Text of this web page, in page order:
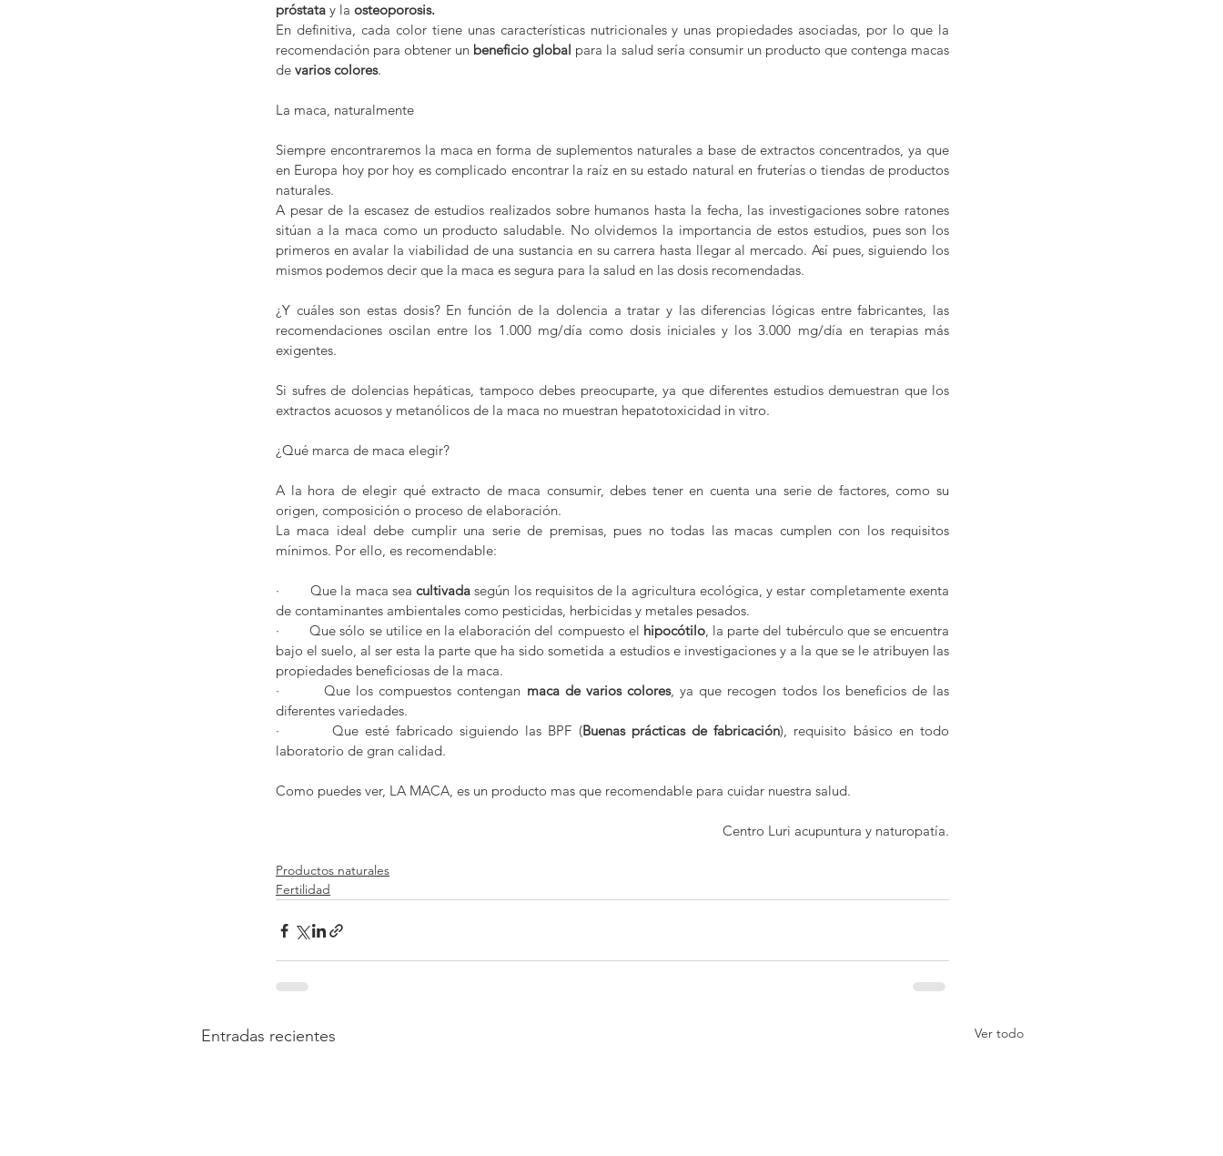
próstata y la osteoporosis.
En definitiva, cada color tiene unas características nutricionales y unas propiedades asociadas, por lo que la
recomendación para obtener un beneficio global para la salud sería consumir un producto que contenga macas
de varios colores.
La maca, naturalmente
Siempre encontraremos la maca en forma de suplementos naturales a base de extractos concentrados, ya que
en Europa hoy por hoy es complicado encontrar la raíz en su estado natural en fruterías o tiendas de productos
naturales.
A pesar de la escasez de estudios realizados sobre humanos hasta la fecha, las investigaciones sobre ratones
sitúan a la maca como un producto saludable. No olvidemos la importancia de estos estudios, pues son los
primeros en avalar la viabilidad de una sustancia en su carrera hasta llegar al mercado. Así pues, siguiendo los
mismos podemos decir que la maca es segura para la salud en las dosis recomendadas.
¿Y cuáles son estas dosis? En función de la dolencia a tratar y las diferencias lógicas entre fabricantes, las
recomendaciones oscilan entre los 1.000 mg/día como dosis iniciales y los 3.000 mg/día en terapias más
exigentes.
Si sufres de dolencias hepáticas, tampoco debes preocuparte, ya que diferentes estudios demuestran que los
extractos acuosos y metanólicos de la maca no muestran hepatotoxicidad in vitro.
¿Qué marca de maca elegir?
A la hora de elegir qué extracto de maca consumir, debes tener en cuenta una serie de factores, como su
origen, composición o proceso de elaboración.
La maca ideal debe cumplir una serie de premisas, pues no todas las macas cumplen con los requisitos
mínimos. Por ello, es recomendable:
·        Que la maca sea cultivada según los requisitos de la agricultura ecológica, y estar completamente exenta
de contaminantes ambientales como pesticidas, herbicidas y metales pesados.
·        Que sólo se utilice en la elaboración del compuesto el hipocótilo, la parte del tubérculo que se encuentra
bajo el suelo, al ser esta la parte que ha sido sometida a estudios e investigaciones y a la que se le atribuyen las
propiedades beneficiosas de la maca.
·        Que los compuestos contengan maca de varios colores, ya que recogen todos los beneficios de las
diferentes variedades.
·        Que esté fabricado siguiendo las BPF (Buenas prácticas de fabricación), requisito básico en todo
laboratorio de gran calidad.
Como puedes ver, LA MACA, es un producto mas que recomendable para cuidar nuestra salud.
Centro Luri acupuntura y naturopatía.
Productos naturales
Fertilidad
Entradas recientes Ver todo